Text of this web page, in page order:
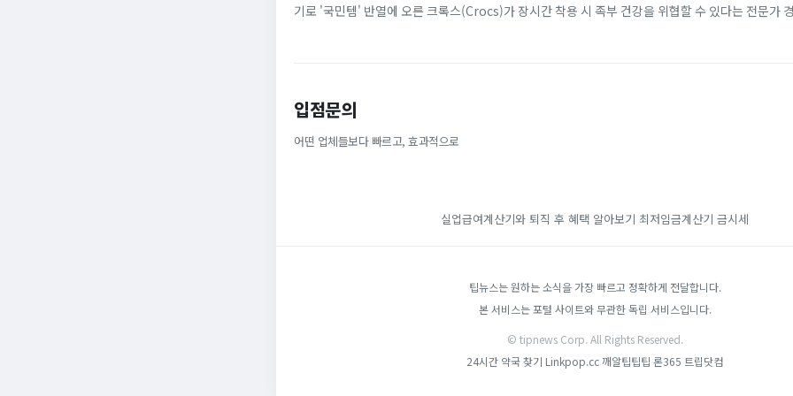
기로 '국민템' 반열에 오른 크록스(Crocs)가 장시간 착용 시 족부 건강을 위협할 수 있다는 전문가 경
입점문의
어떤 업체들보다 빠르고, 효과적으로
실업급여계산기와 퇴직 후 혜택 알아보기 최저임금계산기 금시세
팁뉴스는 원하는 소식을 가장 빠르고 정확하게 전달합니다.
본 서비스는 포털 사이트와 무관한 독립 서비스입니다.
© tipnews Corp. All Rights Reserved.
24시간 약국 찾기 Linkpop.cc깨알팁팁팁 론365 트립닷컴